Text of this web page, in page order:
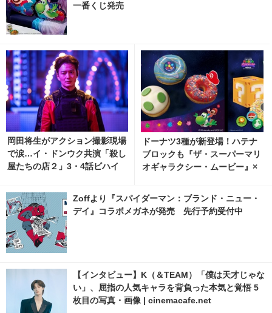
一番くじ発売
岡田将生がアクション撮影現場
で涙…イ・ドンウク共演「殺し
屋たちの店２」3・4話ビハイ
ドーナツ3種が新登場！ハテナ
ブロックも『ザ・スーパーマリ
オギャラクシー・ムービー』×
Zoffより『スパイダーマン：ブランド・ニュー・
デイ』コラボメガネが発売 先行予約受付中
【インタビュー】K（＆TEAM）「僕は天才じゃな
い」、屈指の人気キャラを背負った本気と覚悟 5
枚目の写真・画像 | cinemacafe.net